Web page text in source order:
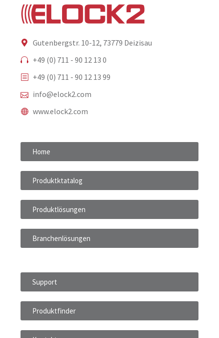
Gutenbergstr. 10-12, 73779 Deizisau
+49 (0) 711 - 90 12 13 0
+49 (0) 711 - 90 12 13 99
info@elock2.com
www.elock2.com
Home
Produktktatalog
Produktlösungen
Branchenlösungen
Support
Produktfinder